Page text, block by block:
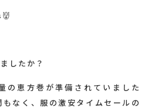
したか？
の恵方巻が準備されていました
なく、服の激安タイムセールの
情報保護方針